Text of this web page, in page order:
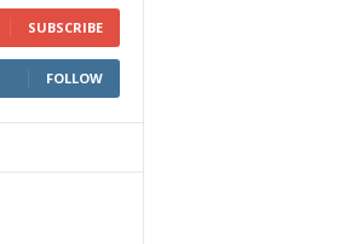
SUBSCRIBE
FOLLOW